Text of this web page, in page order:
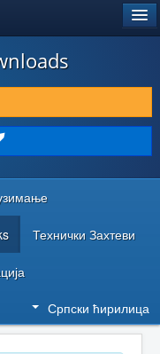
Технички Захтеви
Српски ћирилица